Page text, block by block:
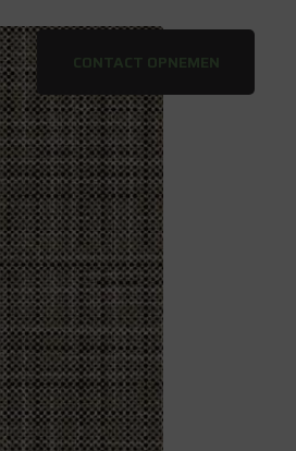
CONTACT OPNEMEN